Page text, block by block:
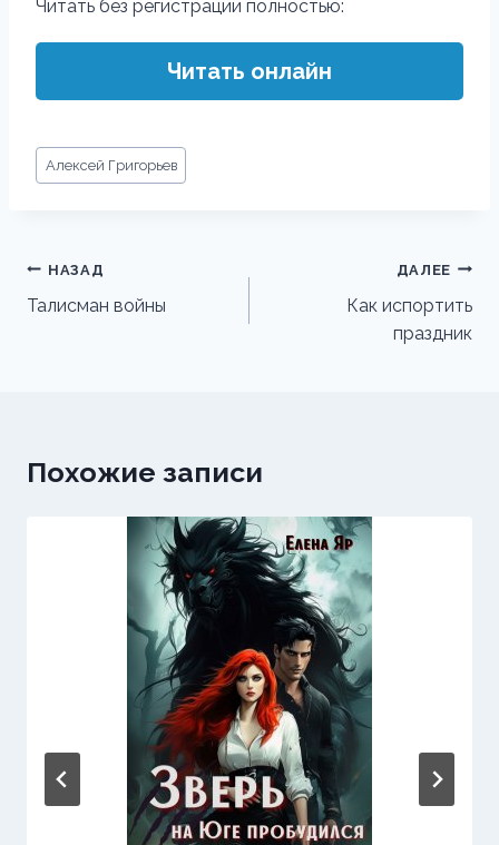
Читать без регистрации полностью:
Читать онлайн
Метки
записи:
Алексей Григорьев
Навигация
по
НАЗАД
Талисман войны
ДАЛЕЕ
Как испортить
праздник
Похожие записи